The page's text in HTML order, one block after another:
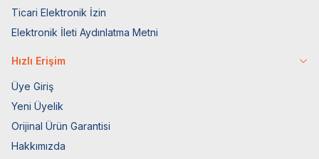
Ticari Elektronik İzin
Elektronik İleti Aydınlatma Metni
Hızlı Erişim
Üye Giriş
Yeni Üyelik
Orijinal Ürün Garantisi
Hakkımızda